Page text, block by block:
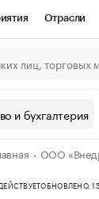
Отрасли
валюты
и бухгалтерия
ООО
ОБНОВЛЕНО,